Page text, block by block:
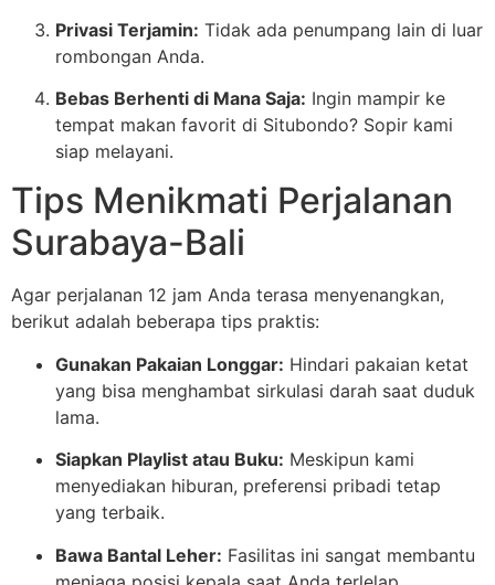
Privasi Terjamin: Tidak ada penumpang lain di luar
rombongan Anda.
Bebas Berhenti di Mana Saja: Ingin mampir ke
tempat makan favorit di Situbondo? Sopir kami
siap melayani.
Tips Menikmati Perjalanan
Surabaya-Bali
Agar perjalanan 12 jam Anda terasa menyenangkan,
berikut adalah beberapa tips praktis:
Gunakan Pakaian Longgar: Hindari pakaian ketat
yang bisa menghambat sirkulasi darah saat duduk
lama.
Siapkan Playlist atau Buku: Meskipun kami
menyediakan hiburan, preferensi pribadi tetap
yang terbaik.
Bawa Bantal Leher: Fasilitas ini sangat membantu